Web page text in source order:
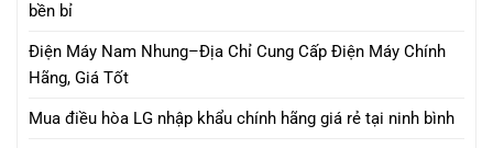
bền bỉ
Điện Máy Nam Nhung–Địa Chỉ Cung Cấp Điện Máy Chính
Hãng, Giá Tốt
Mua điều hòa LG nhập khẩu chính hãng giá rẻ tại ninh bình